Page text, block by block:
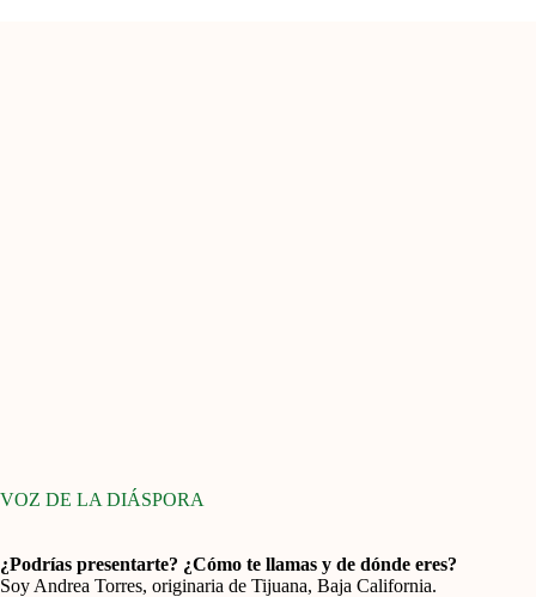
VOZ DE LA DIÁSPORA
¿Podrías presentarte? ¿Cómo te llamas y de dónde eres?
Soy Andrea Torres, originaria de Tijuana, Baja California.